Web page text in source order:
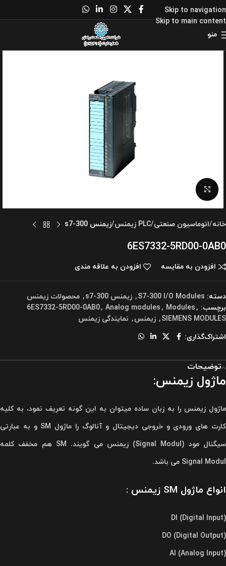
Skip to navigation
Skip to main content
منو
برای بزرگنمایی کلیک کنید
خانه اتوماسیون صنعتی PLC زیمنس زیمنس s7-300
6ES7332-5RD00-0AB0
افزودن به مقایسه افزودن به علاقه مندی
دسته: S7-300 I/O Modules
, زیمنس s7-300 , محصولات زیمنس
برچسب:
6ES7332-5RD00-0AB0, Analog modules, Modules,
SIEMENS MODULES
, زیمنس, نمایندگی زیمنس
اشتراک‌گذاری:
توضیحات
ماژول زیمنس:
ماژول زیمنس را به زبان ساده میتوان به این گونه تعریف نمود، به کلیه
کارت های ورودی و خروجی دیجیتال و آنالوگ را ماژول SM و به عبارتی
سیگنال مود (Signal Modul) زیمنس می گویند. SM هم مخفف کلمه
Signal Modul می باشد.
انواع ماژول SM زیمنس :
(Digital Input) DI
(Digital Output) DO
(Analog Input) AI